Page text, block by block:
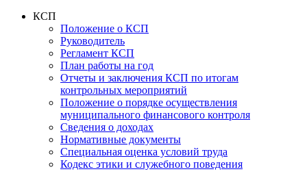
КСП
Положение о КСП
Руководитель
Регламент КСП
План работы на год
Отчеты и заключения КСП по итогам
контрольных мероприятий
Положение о порядке осуществления
муниципального финансового контроля
Сведения о доходах
Нормативные документы
Специальная оценка условий труда
Кодекс этики и служебного поведения